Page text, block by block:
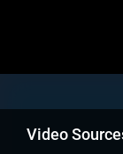
Video